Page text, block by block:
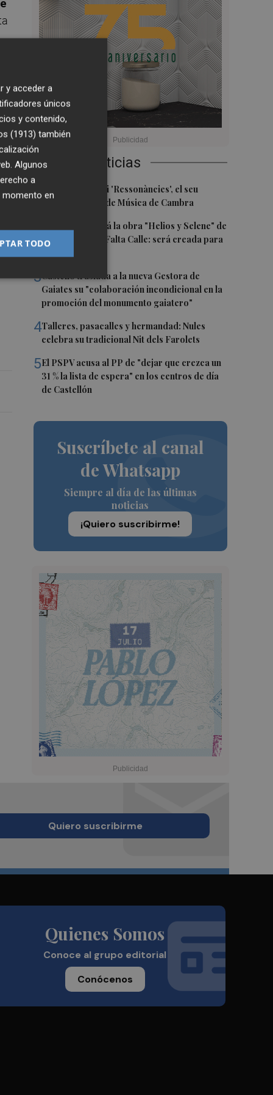
Últimas Noticias
1 Culla estrena hui 'Ressonàncies', el seu
primer Festival de Música de Cambra
2 Castelló acogerá la obra "Helios y Selene" de
la compañía Te Falta Calle: será creada para
3Castelló traslada a la nueva Gestora de
Gaiates su "colaboración incondicional en la
promoción del monumento gaiatero"
4Talleres, pasacalles y hermandad: Nules
celebra su tradicional Nit dels Farolets
5El PSPV acusa al PP de "dejar que crezca un
31 % la lista de espera" en los centros de día
de Castellón
Suscríbete al canal
de Whatsapp
Siempre al día de las últimas
noticias
¡Quiero suscribirme!
Quiero suscribirme
Quienes Somos
Conoce al grupo editorial
Conócenos
y acceder a
únicos
y contenido,
(1913) también
Algunos
a
momento en
TODO